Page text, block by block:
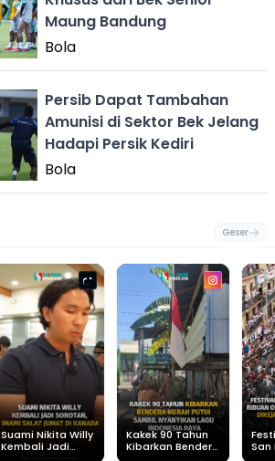
Maung Bandung
Bola
Persib Dapat Tambahan
Amunisi di Sektor Bek Jelang
Hadapi Persik Kediri
Bola
Geser
Suami Nikita Willy
Kembali Jadi
Kakek 90 Tahun
Kibarkan Bendera
San